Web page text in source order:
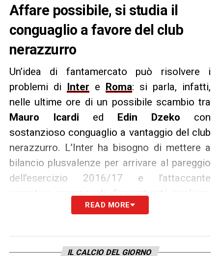
Affare possibile, si studia il
conguaglio a favore del club
nerazzurro
Un’idea di fantamercato può risolvere i
problemi di
Inter e Roma: si parla, infatti,
nelle ultime ore di un possibile scambio tra
Mauro Icardi ed Edin Dzeko con
sostanzioso conguaglio a vantaggio del club
nerazzurro. L’Inter ha bisogno di mettere a
bilancio plusvalenze per arrivare al pareggio
dell’esercizio 2016/17 e l’attaccante
argentino rappresenta l’opportunità migliore,
visto che può partire per 40 milioni di euro.
un vero bomber ed è pronta a disfarsi di Edin
READ MORE
IL CALCIO DEL GIORNO